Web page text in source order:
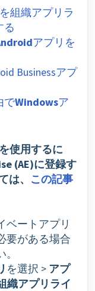
組織アプリラ
る
アプリを
Businessアプ
でWindowsア
使用するに
(AE)に登録す
は、 この記事
ベートアプリ
要がある場合
を選択 > アプ
織アプリライ